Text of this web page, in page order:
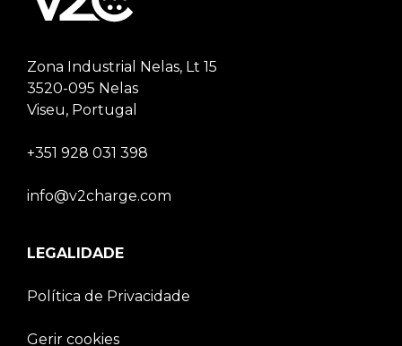
Zona Industrial Nelas, Lt 15
3520-095 Nelas
Viseu, Portugal
+351 928 031 398
info@v2charge.com
LEGALIDADE
Política de Privacidade
Gerir cookies